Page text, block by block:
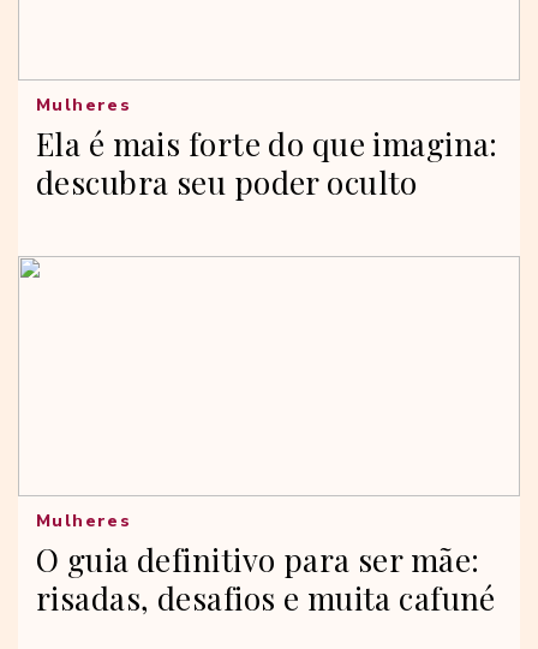
Ela é mais forte do que imagina:
descubra seu poder oculto
Mulheres
O guia definitivo para ser mãe:
risadas, desafios e muita cafuné
Mulheres